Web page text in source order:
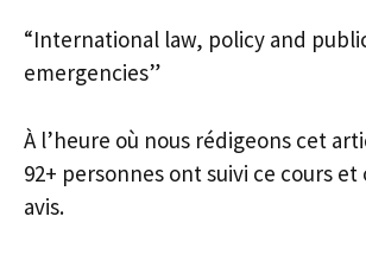
“International law, policy and
emergencies”
À l’heure où nous rédigeons cet
92+ personnes ont suivi ce cours et
avis.